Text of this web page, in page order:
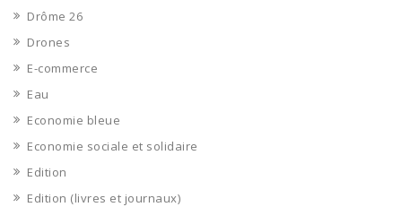
Drôme 26
Drones
E-commerce
Eau
Economie bleue
Economie sociale et solidaire
Edition
Edition (livres et journaux)